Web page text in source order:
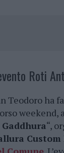
Roti
Teodoro ha
weekend,
“,
Custom